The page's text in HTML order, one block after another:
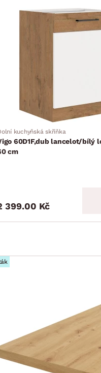
kuchyňská skříňka
60D1F,dub lancelot/bílý
cm
399.00 Kč